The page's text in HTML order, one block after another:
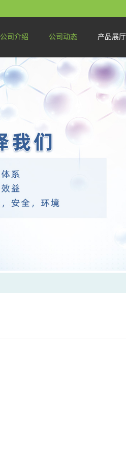
公司介绍 公司动态 产品展厅